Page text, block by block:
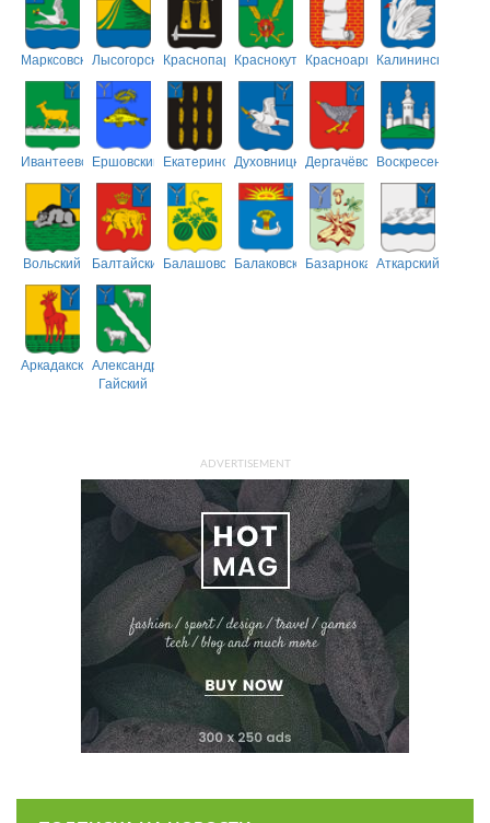
МарксовскийЛысогорскийКраснопартизанский
КраснокутскийКрасноармейский
Калининский
ИвантеевскийЕршовский ЕкатериновскийДуховницкийДергачёвскийВоскресенский
Вольский БалтайскийБалашовскийБалаковскийБазарнокарабулакский
Аткарский
АркадакскийАлександрово-
Гайский
ADVERTISEMENT